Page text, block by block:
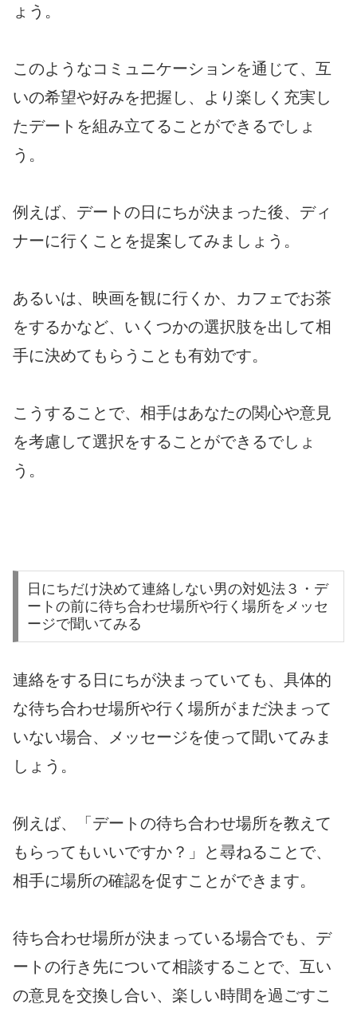
ょう。
このようなコミュニケーションを通じて、互
いの希望や好みを把握し、より楽しく充実し
たデートを組み立てることができるでしょ
う。
例えば、デートの日にちが決まった後、ディ
ナーに行くことを提案してみましょう。
あるいは、映画を観に行くか、カフェでお茶
をするかなど、いくつかの選択肢を出して相
手に決めてもらうことも有効です。
こうすることで、相手はあなたの関心や意見
を考慮して選択をすることができるでしょ
う。
日にちだけ決めて連絡しない男の対処法３・デ
ートの前に待ち合わせ場所や行く場所をメッセ
ージで聞いてみる
連絡をする日にちが決まっていても、具体的
な待ち合わせ場所や行く場所がまだ決まって
いない場合、メッセージを使って聞いてみま
しょう。
例えば、「デートの待ち合わせ場所を教えて
もらってもいいですか？」と尋ねることで、
相手に場所の確認を促すことができます。
待ち合わせ場所が決まっている場合でも、デ
ートの行き先について相談することで、互い
の意見を交換し合い、楽しい時間を過ごすこ